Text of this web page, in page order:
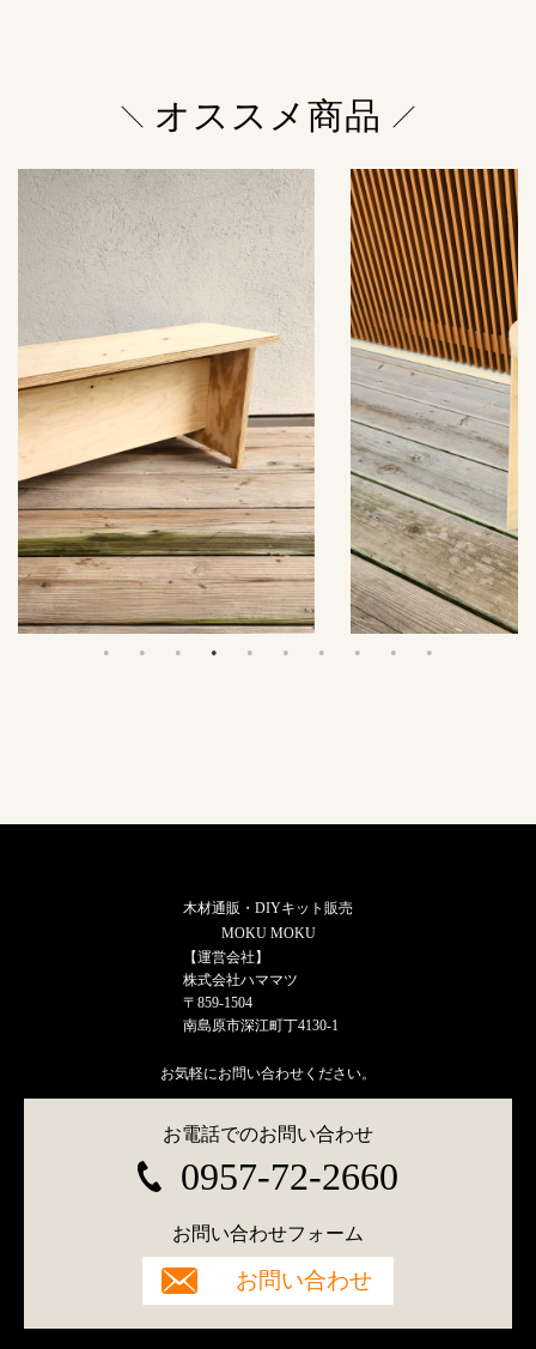
オススメ商品
合板スツール
木材通販・DIYキット販売
MOKU MOKU
【運営会社】
株式会社ハママツ
〒859-1504
南島原市深江町丁4130-1
お気軽にお問い合わせください。
お電話でのお問い合わせ
0957-72-2660
お問い合わせフォーム
お問い合わせ